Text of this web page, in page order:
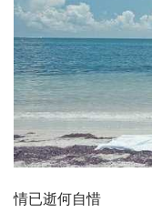
情已逝何自惜